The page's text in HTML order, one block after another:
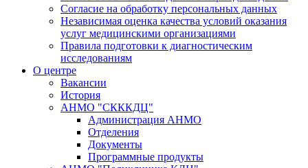
Согласие на обработку персональных данных
Независимая оценка качества условий оказания
услуг медицинскими организациями
Правила подготовки к диагностическим
исследованиям
О центре
Вакансии
История
АНМО "СКККДЦ"
Администрация АНМО
Отделения
Документы
Программные продукты